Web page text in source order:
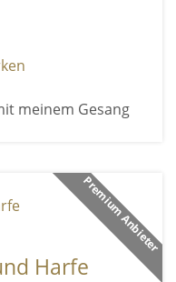
meinem Gesang
Premium Anbieter
Harfe